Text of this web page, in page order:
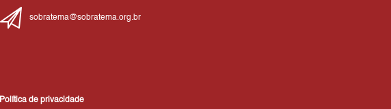
sobratema@sobratema.org.br
Política de privacidade